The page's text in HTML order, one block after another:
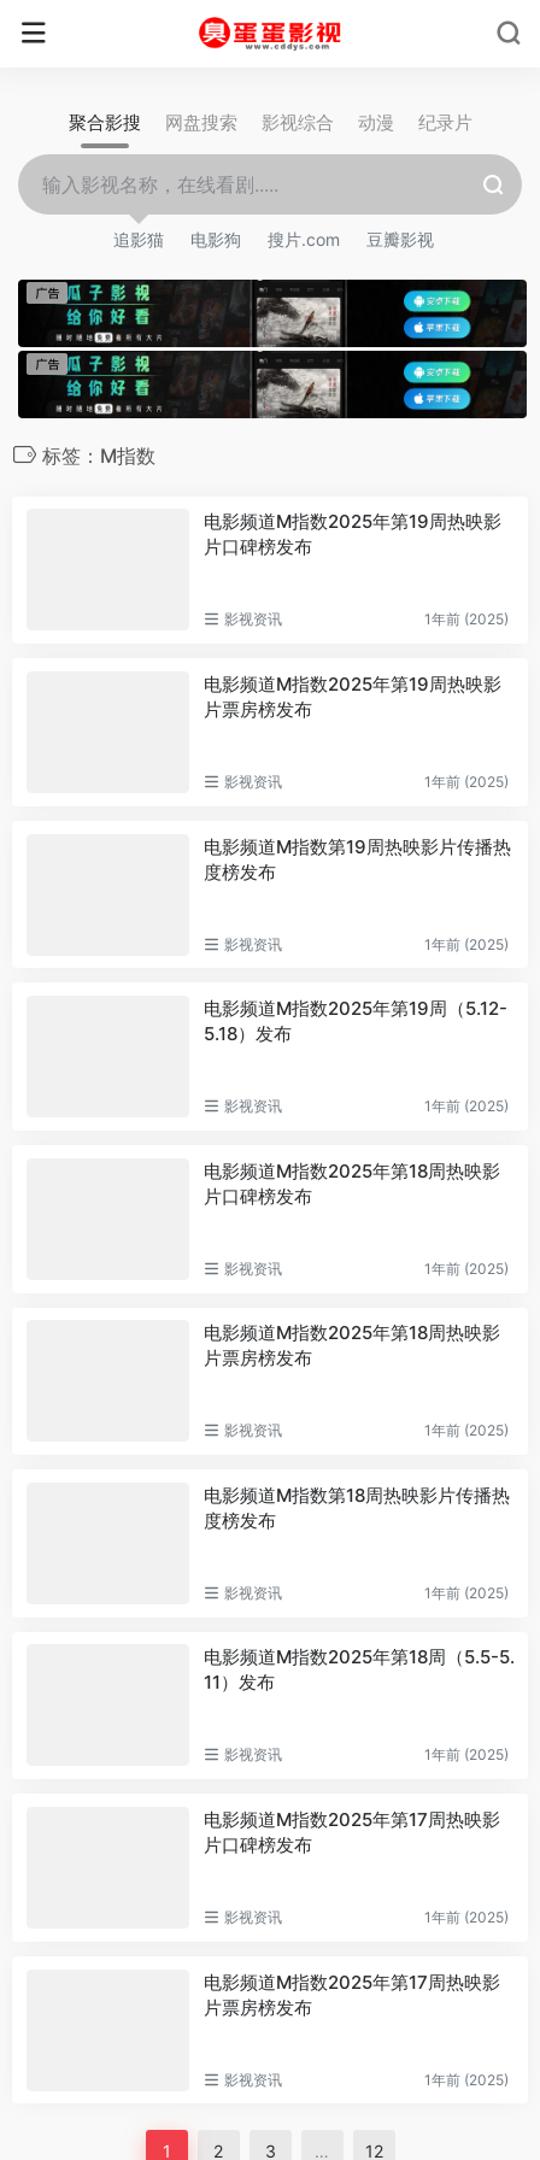
聚合影搜 网盘搜索 影视综合 动漫 纪录片
追影猫 电影狗 搜片.com 豆瓣影视
标签：M指数
电影频道M指数2025年第19周热映影
片口碑榜发布
影视资讯 1年前 (2025)
电影频道M指数2025年第19周热映影
片票房榜发布
影视资讯 1年前 (2025)
电影频道M指数第19周热映影片传播热
度榜发布
影视资讯 1年前 (2025)
电影频道M指数2025年第19周（5.12-
5.18）发布
影视资讯 1年前 (2025)
电影频道M指数2025年第18周热映影
片口碑榜发布
影视资讯 1年前 (2025)
电影频道M指数2025年第18周热映影
片票房榜发布
影视资讯 1年前 (2025)
电影频道M指数第18周热映影片传播热
度榜发布
影视资讯 1年前 (2025)
电影频道M指数2025年第18周（5.5-5.
11）发布
影视资讯 1年前 (2025)
电影频道M指数2025年第17周热映影
片口碑榜发布
影视资讯 1年前 (2025)
电影频道M指数2025年第17周热映影
片票房榜发布
影视资讯 1年前 (2025)
1 2 3 … 12